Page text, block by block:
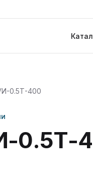
0.5Т-400
0.5Т-